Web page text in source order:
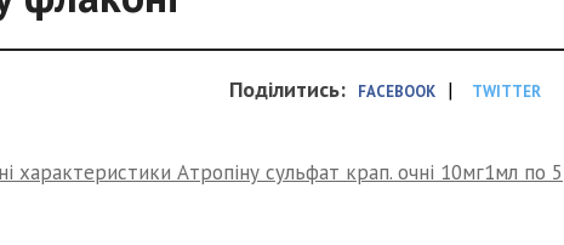
Поділитись: FACEBOOK | TWITTER
характеристики Атропіну сульфат крап. очні 10мг1мл по 5